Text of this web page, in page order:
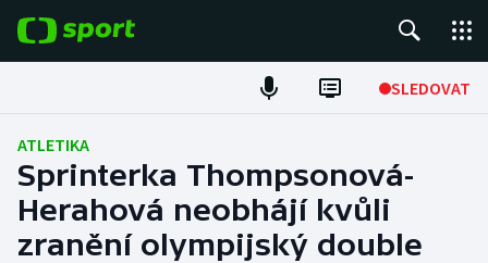
SLEDOVAT
Fotbal
Hokej
Tenis
ATLETIKA
Sprinterka Thompsonová-
Herahová neobhájí kvůli
zranění olympijský double